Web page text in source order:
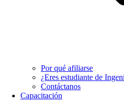
Por qué afiliarse
¿Eres estudiante de
Contáctanos
Capacitación